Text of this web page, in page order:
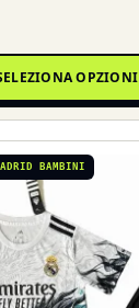
OPZIONI
BAMBINI